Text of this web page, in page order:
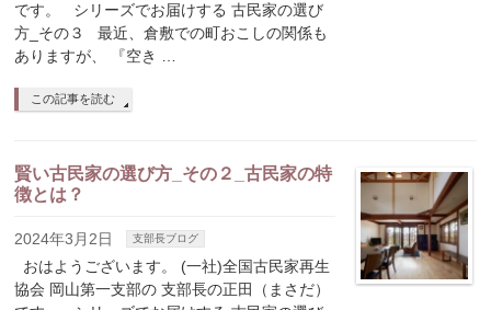
です。 シリーズでお届けする 古民家の選び
方_その３ 最近、倉敷での町おこしの関係も
ありますが、 『空き …
この記事を読む
賢い古民家の選び方_その２_古民家の特
徴とは？
2024年3月2日 支部長ブログ
おはようございます。 (一社)全国古民家再生
協会 岡山第一支部の 支部長の正田（まさだ）